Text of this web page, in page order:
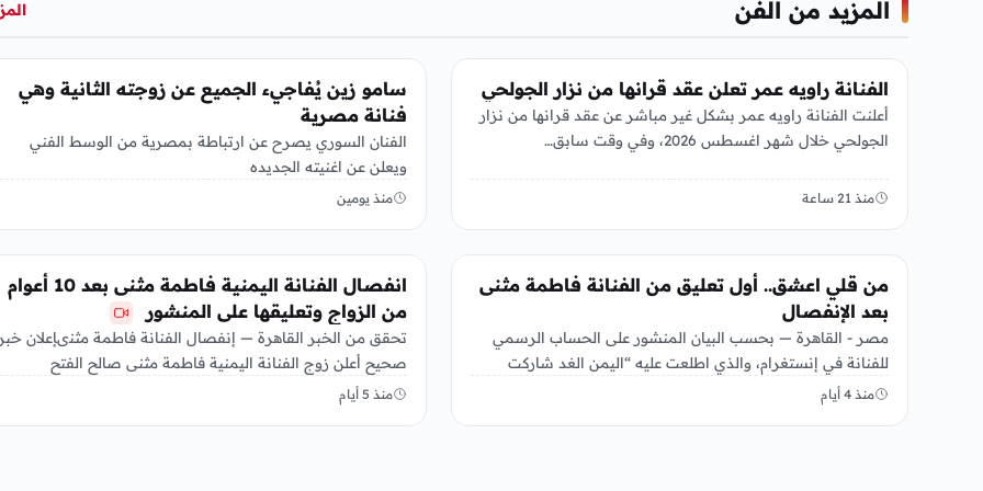
المزيد من الفن
الفنانة راويه عمر تعلن عقد قرانها من نزار الجولحي
أعلنت الفنانة راويه عمر بشكل غير مباشر عن عقد قرانها من نزار
الجولحي خلال شهر اغسطس 2026، وفي وقت سابق…
منذ 21 ساعة
سامو زين يُفاجيء الجميع عن زوجته الثانية وهي
فنانة مصرية
الفنان السوري يصرح عن ارتباطة بمصرية من الوسط الفني
ويعلن عن اغنيته الجديده
منذ يومين
من قلي اعشق.. أول تعليق من الفنانة فاطمة مثنى
بعد الإنفصال
مصر - القاهرة — بحسب البيان المنشور على الحساب الرسمي
للفنانة في إنستغرام، والذي اطلعت عليه “اليمن الغد شاركت
الفنانة…
منذ 4 أيام
انفصال الفنانة اليمنية فاطمة مثنى بعد 10 أعوام
من الزواج وتعليقها على المنشور
تحقق من الخبر القاهرة — إنفصال الفنانة فاطمة مثنىإعلان
صحيح أعلن زوج الفنانة اليمنية فاطمة مثنى صالح الفتح
انفصالهما…
منذ 5 أيام